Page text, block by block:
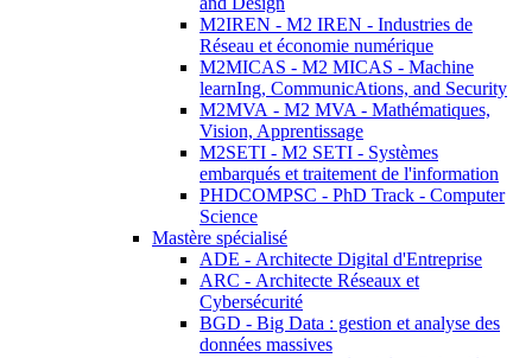
M2IREN - M2 IREN - Industries de
Réseau et économie numérique
M2MICAS - M2 MICAS - Machine
learnIng, CommunicAtions, and Security
M2MVA - M2 MVA - Mathématiques,
Vision, Apprentissage
M2SETI - M2 SETI - Systèmes
embarqués et traitement de l'information
PHDCOMPSC - PhD Track - Computer
Science
Mastère spécialisé
ADE - Architecte Digital d'Entreprise
ARC - Architecte Réseaux et
Cybersécurité
BGD - Big Data : gestion et analyse des
données massives